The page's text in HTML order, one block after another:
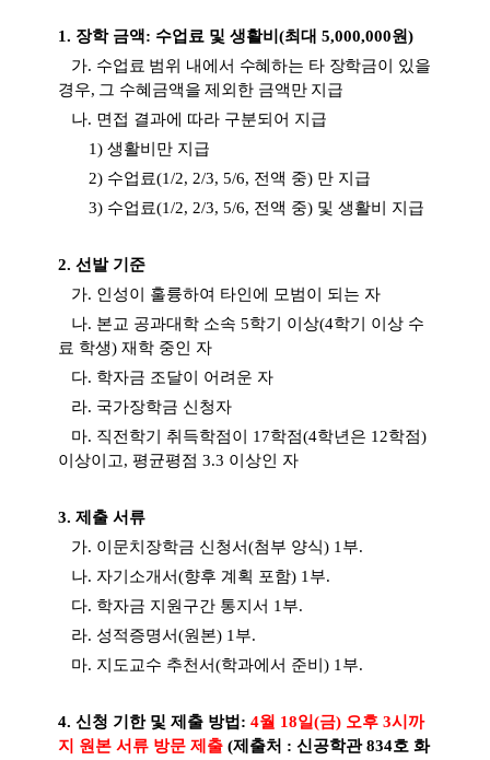
1. 장학 금액: 수업료 및 생활비 (최대 5,000,000원)
가. 수업료 범위 내에서 수혜하는 타 장학금이 있을
경우, 그 수혜금액을 제외한 금액만 지급
나. 면접 결과에 따라 구분되어 지급
1) 생활비만 지급
2) 수업료(1/2, 2/3, 5/6, 전액 중) 만 지급
3) 수업료(1/2, 2/3, 5/6, 전액 중) 및 생활비 지급
2. 선발 기준
가. 인성이 훌륭하여 타인에 모범이 되는 자
나. 본교 공과대학 소속 5학기 이상(4학기 이상 수
료 학생) 재학 중인 자
다. 학자금 조달이 어려운 자
라. 국가장학금 신청자
마. 직전학기 취득학점이 17학점(4학년은 12학점)
이상이고, 평균평점 3.3 이상인 자
3. 제출 서류
가. 이문치장학금 신청서(첨부 양식) 1부.
나. 자기소개서(향후 계획 포함) 1부.
다. 학자금 지원구간 통지서 1부.
라. 성적증명서(원본) 1부.
마. 지도교수 추천서(학과에서 준비 ) 1부.
4. 신청 기한 및 제출 방법 : 4월 18일(금) 오후 3시까
지 원본 서류 방문 제출 (제출처 : 신공학관 834호 화